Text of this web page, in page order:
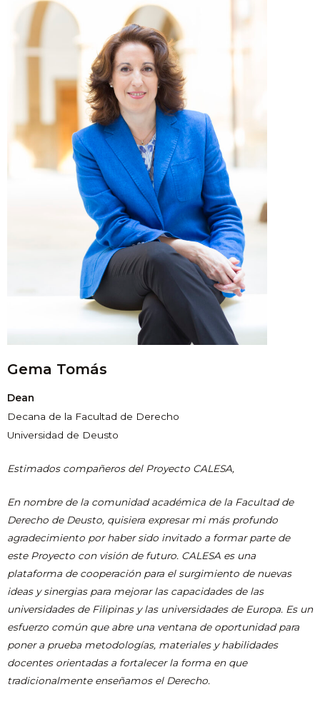
Gema Tomás
Dean
Decana de la Facultad de Derecho
Universidad de Deusto
Estimados compañeros del Proyecto CALESA,
En nombre de la comunidad académica de la Facultad de
Derecho de Deusto, quisiera expresar mi más profundo
agradecimiento por haber sido invitado a formar parte de
este Proyecto con visión de futuro. CALESA es una
plataforma de cooperación para el surgimiento de nuevas
ideas y sinergias para mejorar las capacidades de las
universidades de Filipinas y las universidades de Europa. Es un
esfuerzo común que abre una ventana de oportunidad para
poner a prueba metodologías, materiales y habilidades
docentes orientadas a fortalecer la forma en que
tradicionalmente enseñamos el Derecho.